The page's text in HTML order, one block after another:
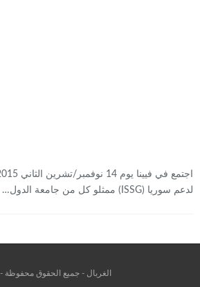
لدعم سوريا (ISSG) ممثلو كل من جامعة الدول…
الغربال - جميع الحقوق محفوظة - 2023